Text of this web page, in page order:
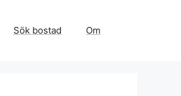
Sök bostad Om